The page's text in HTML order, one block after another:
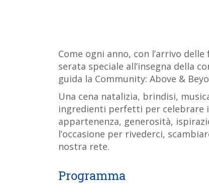
Come ogni anno, con l’arrivo
serata speciale all’insegna della
guida la Community: Above &
Una cena natalizia, brindisi,
ingredienti perfetti per celebrare
appartenenza, generosità,
l’occasione per rivederci,
nostra rete.